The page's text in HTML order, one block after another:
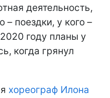
деятельность,
– поездки, у кого –
году планы у
когда грянул
хореограф Илона